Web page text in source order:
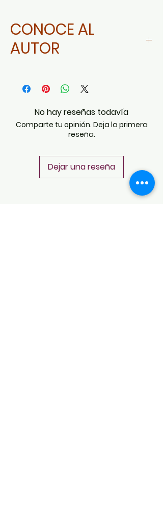
CONOCE AL
AUTOR
No hay reseñas todavía
Comparte tu opinión. Deja la primera
reseña.
Dejar una reseña